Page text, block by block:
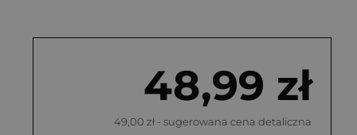
48,99 zł
49,00 zł - sugerowana cena detaliczna